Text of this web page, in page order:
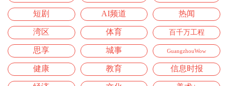
短剧 AI频道 热闻
湾区 体育 百千万工程
思享 城事 GuangzhouWow
健康 教育 信息时报